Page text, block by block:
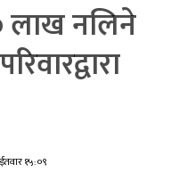
लाख नलिने
१५:०९